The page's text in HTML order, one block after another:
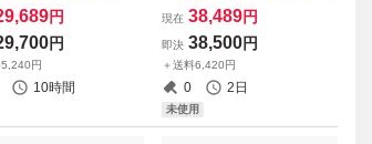
MZAH15 リア ア
スポイラー ディフュ
FRP 即納
円
円
5,240円
10時間
B23W ジムニー(4型～8型) ダ
クト付 ボンネット フード / F
RP エアロ スポーツ 排熱エア
アウトレット左右に配置
現在 38,489円
即決 38,500円
＋送料6,420円
0 2日
未使用